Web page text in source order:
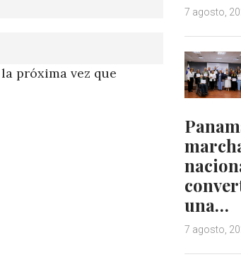
próxima vez que
7 agosto,
una…
7 agosto,